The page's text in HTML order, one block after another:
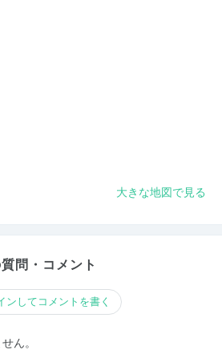
大きな地図で見る
問・コメント
ンしてコメントを書く
ん。